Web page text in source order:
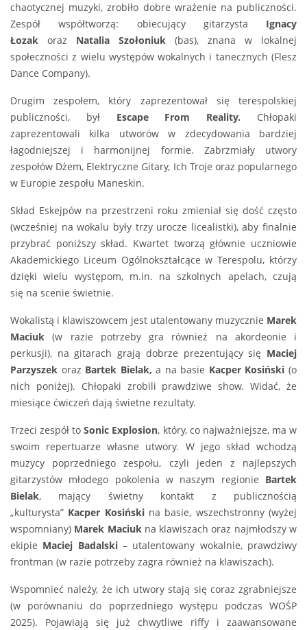
chaotycznej muzyki, zrobiło dobre wrażenie na publiczności.
Zespół współtworzą: obiecujący gitarzysta Ignacy
Łozak oraz Natalia Szołoniuk (bas), znana w lokalnej
społeczności z wielu występów wokalnych i tanecznych (Flesz
Dance Company).
Drugim zespołem, który zaprezentował się terespolskiej
publiczności, był Escape From Reality. Chłopaki
zaprezentowali kilka utworów w zdecydowania bardziej
łagodniejszej i harmonijnej formie. Zabrzmiały utwory
zespołów Dżem, Elektryczne Gitary, Ich Troje oraz popularnego
w Europie zespołu Maneskin.
Skład Eskejpów na przestrzeni roku zmieniał się dość często
(wcześniej na wokalu były trzy urocze licealistki), aby finalnie
przybrać poniższy skład. Kwartet tworzą głównie uczniowie
Akademickiego Liceum Ogólnokształcące w Terespolu, którzy
dzięki wielu występom, m.in. na szkolnych apelach, czują
się na scenie świetnie.
Wokalistą i klawiszowcem jest utalentowany muzycznie Marek
Maciuk (w razie potrzeby gra również na akordeonie i
perkusji), na gitarach grają dobrze prezentujący się Maciej
Parzyszek oraz Bartek Bielak, a na basie Kacper Kosiński (o
nich poniżej). Chłopaki zrobili prawdziwe show. Widać, że
miesiące ćwiczeń dają świetne rezultaty.
Trzeci zespół toSonic Explosion, który, co najważniejsze, ma w
swoim repertuarze własne utwory. W jego skład wchodzą
muzycy poprzedniego zespołu, czyli jeden z najlepszych
gitarzystów młodego pokolenia w naszym regionie Bartek
Bielak, mający świetny kontakt z publicznością
„kulturysta” Kacper Kosińskina basie, wszechstronny (wyżej
wspomniany) Marek Maciukna klawiszach oraz najmłodszy w
ekipie Maciej Badalski– utalentowany wokalnie, prawdziwy
frontman (w razie potrzeby zagra również na klawiszach).
Wspomnieć należy, że ich utwory stają się coraz zgrabniejsze
(w porównaniu do poprzedniego występu podczas WOŚP
2025). Pojawiają się już chwytliwe riffy i zaawansowane